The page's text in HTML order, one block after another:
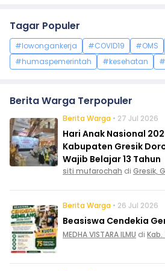
Tagar Populer
#lowongankerja #COVID19 #OMS
#humaspemerintah
#kesehatan
Berita Warga Terpopuler
Berita Warga • 27 Jul 2026
Hari Anak Nasional
Kabupaten Gresik
Wajib Belajar 13 Tahun
siti mufarochah di Gresik,
Berita Warga • 26 Jul 2026
Beasiswa Cendekia
MEDHA VISTARA ILMU di